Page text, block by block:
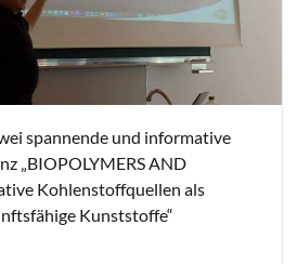
spannende und informative
„BIOPOLYMERS AND
Kohlenstoffquellen als
Kunststoffe“